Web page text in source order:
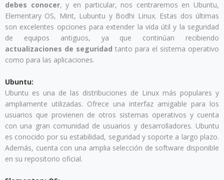
debes conocer, y en particular, nos centraremos en Ubuntu,
Elementary OS, Mint, Lubuntu y Bodhi Linux. Estas dos últimas
son excelentes opciones para extender la vida útil y la seguridad
de equipos antiguos, ya que continúan recibiendo
actualizaciones de seguridad tanto para el sistema operativo
como para las aplicaciones.
Ubuntu:
Ubuntu es una de las distribuciones de Linux más populares y
ampliamente utilizadas. Ofrece una interfaz amigable para los
usuarios que provienen de otros sistemas operativos y cuenta
con una gran comunidad de usuarios y desarrolladores. Ubuntu
es conocido por su estabilidad, seguridad y soporte a largo plazo.
Además, cuenta con una amplia selección de software disponible
en su repositorio oficial.